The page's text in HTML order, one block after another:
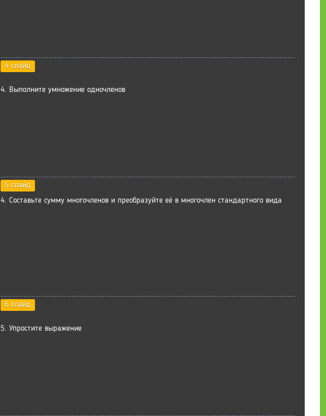
4 слайд
4. Выполните умножение одночленов
5 слайд
4. Составьте сумму многочленов и преобразуйте её в многочлен стандартного вида
6 слайд
5. Упростите выражение